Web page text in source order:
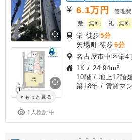
もっと見る
1人検討中
6.1万円 管理費
敷
無料 礼 無料
栄 徒歩5分
矢場町 徒歩6分
名古屋市中区栄4
1K / 24.94m²
10階 / 地上12階
築18年 / 賃貸マ